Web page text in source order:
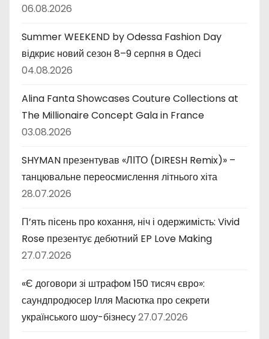
06.08.2026
Summer WEEKEND by Odessa Fashion Day
відкриє новий сезон 8–9 серпня в Одесі
04.08.2026
Alina Fanta Showcases Couture Collections at
The Millionaire Concept Gala in France
03.08.2026
SHYMAN презентував «ЛІТО (DIRESH Remix)» –
танцювальне переосмислення літнього хіта
28.07.2026
П’ять пісень про кохання, ніч і одержимість: Vivid
Rose презентує дебютний EP Love Making
27.07.2026
«Є договори зі штрафом 150 тисяч євро»:
саундпродюсер Ілля Масютка про секрети
українського шоу-бізнесу27.07.2026